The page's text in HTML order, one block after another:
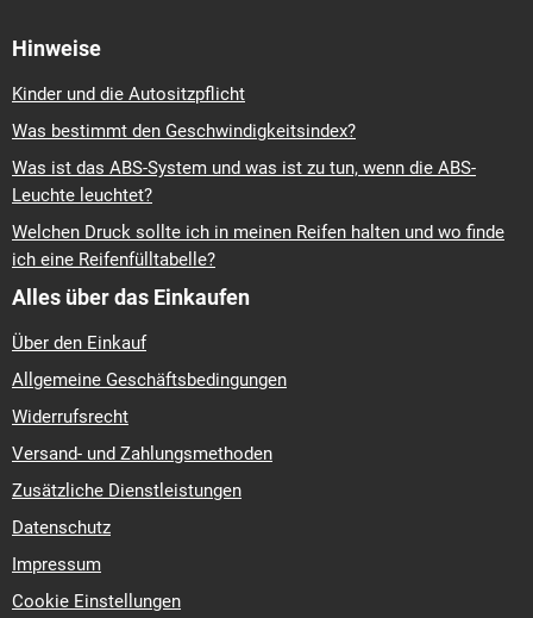
Hinweise
Kinder und die Autositzpflicht
Was bestimmt den Geschwindigkeitsindex?
Was ist das ABS-System und was ist zu tun, wenn die ABS-
Leuchte leuchtet?
Welchen Druck sollte ich in meinen Reifen halten und wo finde
ich eine Reifenfülltabelle?
Alles über das Einkaufen
Über den Einkauf
Allgemeine Geschäftsbedingungen
Widerrufsrecht
Versand- und Zahlungsmethoden
Zusätzliche Dienstleistungen
Datenschutz
Impressum
Cookie Einstellungen